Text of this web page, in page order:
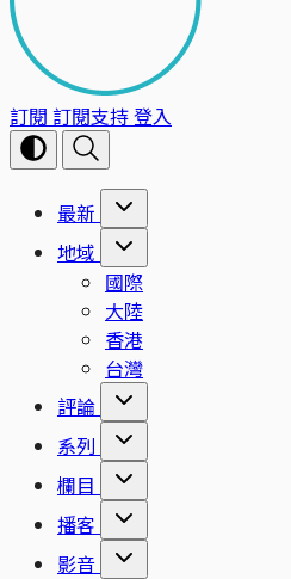
訂閱 訂閱支持登入
最新
地域
國際
大陸
香港
台灣
評論
系列
欄目
播客
影音